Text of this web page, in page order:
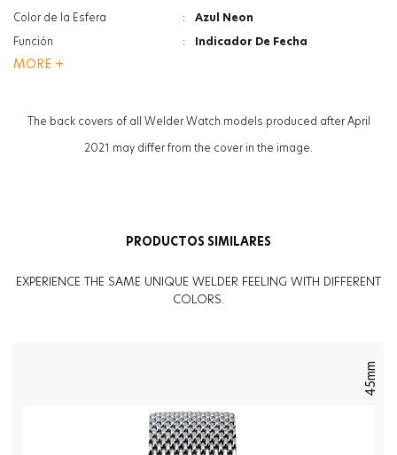
Color de la Esfera
:
Azul Neon
Función
:
Indicador De Fecha
Función
Tipo De Cristal
Photochromic
MORE +
The back covers of all Welder Watch models produced after April
2021 may differ from the cover in the image.
PRODUCTOS SIMILARES
EXPERIENCE THE SAME UNIQUE WELDER FEELING WITH DIFFERENT
COLORS.
45mm